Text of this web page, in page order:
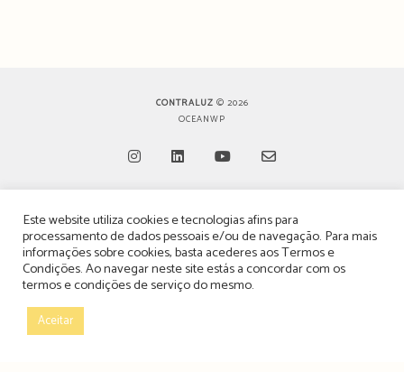
CONTRALUZ © 2026
OCEANWP
in
a
new
in
a
new
tab
in
a
new
in
a
new
TERMOS, CONDIÇÕES & POLÍTICA DE PRIVACIDADE
ESTATUTO EDITORIAL
POLÍTICA DE PUBLICIDADE E ANÚNCIOS
Este website utiliza cookies e tecnologias afins para
processamento de dados pessoais e/ou de navegação. Para mais
informações sobre cookies, basta acederes aosTermos e
Condições. Ao navegar neste site estás a concordar com os
termos e condições de serviço do mesmo.
Aceitar